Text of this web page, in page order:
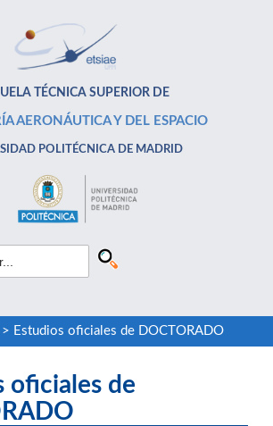
TÉCNICA SUPERIOR DE
AERONÁUTICA Y DEL ESPACIO
POLITÉCNICA DE MADRID
> Estudios oficiales de DOCTORADO
oficiales de